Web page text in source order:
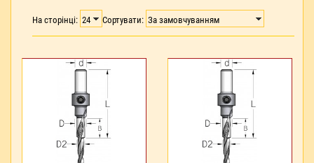
На сторінці: Сортувати: